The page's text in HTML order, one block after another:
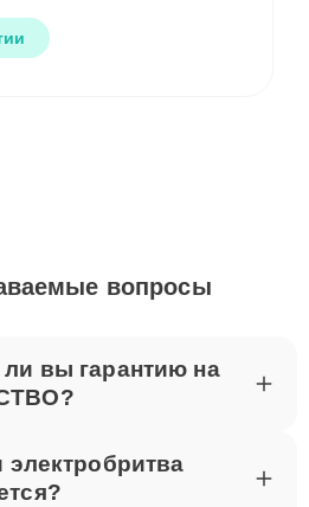
вопросы
вы гарантию на
электробритва